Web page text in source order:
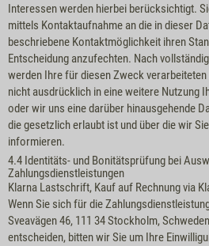
Interessen werden hierbei berücksichtigt.
mittels Kontaktaufnahme an die in dieser
beschriebene Kontaktmöglichkeit ihren
Entscheidung anzufechten. Nach
werden Ihre für diesen Zweck
nicht ausdrücklich in eine weitere Nutzung
oder wir uns eine darüber hinausgehende
die gesetzlich erlaubt ist und über die wir
informieren.
4.4 Identitäts- und Bonitätsprüfung bei
Zahlungsdienstleistungen
Klarna Lastschrift, Kauf auf Rechnung via
Wenn Sie sich für die
Sveavägen 46, 111 34 Stockholm,
entscheiden, bitten wir Sie um Ihre